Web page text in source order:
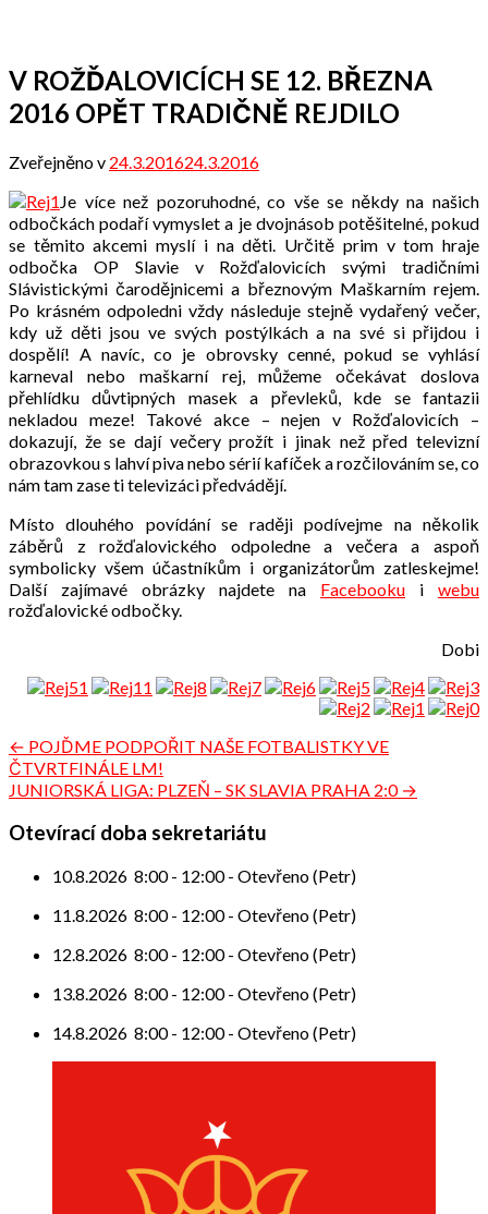
V ROŽĎALOVICÍCH SE 12. BŘEZNA
2016 OPĚT TRADIČNĚ REJDILO
Zveřejněno v 24.3.201624.3.2016
přátel
Je více než pozoruhodné, co vše se někdy na našich
odbočkách podaří vymyslet a je dvojnásob potěšitelné, pokud
se těmito akcemi myslí i na děti. Určitě prim v tom hraje
odbočka OP Slavie v Rožďalovicích svými tradičními
Slávistickými čarodějnicemi a březnovým Maškarním rejem.
Po krásném odpoledni vždy následuje stejně vydařený večer,
kdy už děti jsou ve svých postýlkách a na své si přijdou i
dospělí! A navíc, co je obrovsky cenné, pokud se vyhlásí
karneval nebo maškarní rej, můžeme očekávat doslova
přehlídku důvtipných masek a převleků, kde se fantazii
nekladou meze! Takové akce – nejen v Rožďalovicích –
dokazují, že se dají večery prožít i jinak než před televizní
obrazovkou s lahví piva nebo sérií kafíček a rozčilováním se, co
nám tam zase ti televizáci předvádějí.
Místo dlouhého povídání se raději podívejme na několik
záběrů z rožďalovického odpoledne a večera a aspoň
symbolicky všem účastníkům i organizátorům zatleskejme!
Další zajímavé obrázky najdete na Facebooku i webu
rožďalovické odbočky.
Dobi
Navigace
pro
← POJĎME PODPOŘIT NAŠE FOTBALISTKY VE
ČTVRTFINÁLE LM!
JUNIORSKÁ LIGA: PLZEŇ – SK SLAVIA PRAHA 2:0 →
Otevírací doba sekretariátu
10.8.2026 8:00- 12:00- Otevřeno (Petr)
11.8.2026 8:00- 12:00- Otevřeno (Petr)
12.8.2026 8:00- 12:00- Otevřeno (Petr)
13.8.2026 8:00- 12:00- Otevřeno (Petr)
14.8.2026 8:00- 12:00- Otevřeno (Petr)